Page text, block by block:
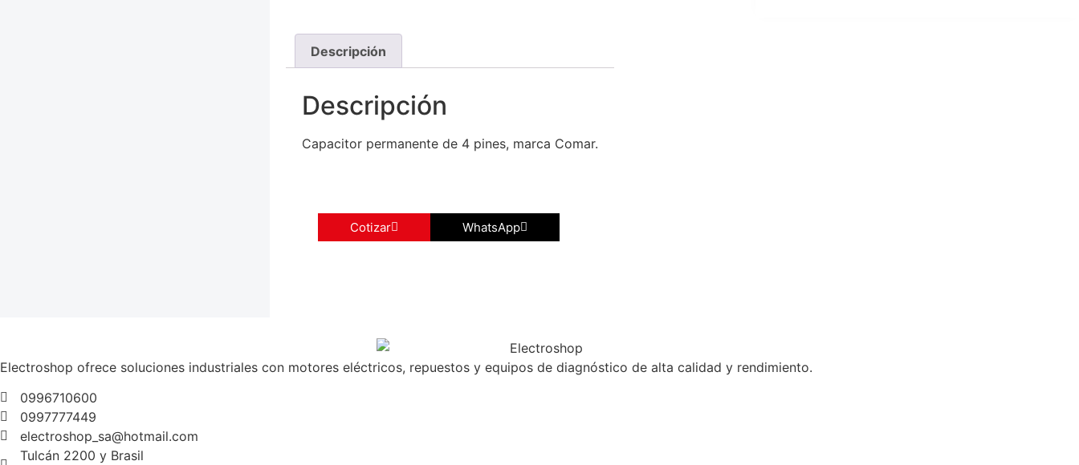
Descripción
Descripción
Capacitor permanente de 4 pines, marca Comar.
Cotizar WhatsApp
Electroshop ofrece soluciones industriales con motores eléctricos, repuestos y equipos de diagnóstico de alta calidad y rendimiento.
0996710600
0997777449
electroshop_sa@hotmail.com
Tulcán 2200 y Brasil